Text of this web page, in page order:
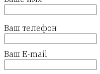
Ваш телефон
Ваш E-mail